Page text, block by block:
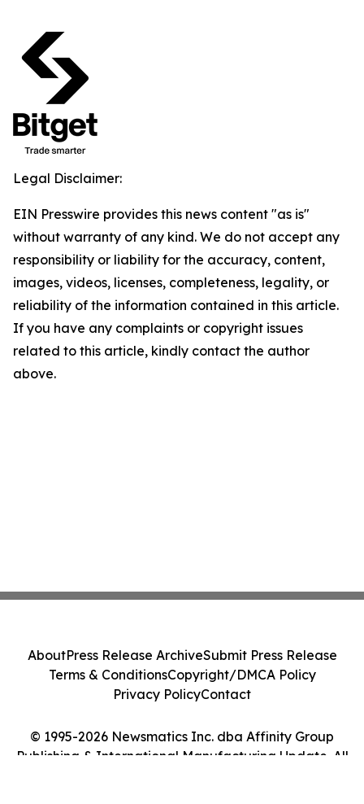
Legal Disclaimer:
EIN Presswire provides this news content "as is"
without warranty of any kind. We do not accept any
responsibility or liability for the accuracy, content,
images, videos, licenses, completeness, legality, or
reliability of the information contained in this article.
If you have any complaints or copyright issues
related to this article, kindly contact the author
above.
© 1995-2026 Newsmatics Inc. dba Affinity Group
Publishing & International Manufacturing Update. All
AboutPress Release ArchiveSubmit Press Release
Terms & ConditionsCopyright/DMCA Policy
Privacy PolicyContact